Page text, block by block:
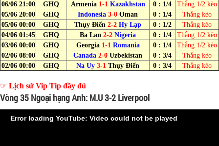
06/06 21:00
GHQ Armenia 1-1 Kazakhstan 0 : 1/4
Thắng 1/2 kèo
05/06 20:00
GHQ Indonesia 3-0 Oman 0 : 1/4
Thắng kèo
05/06 00:00
GHQ Thụy Điển 2-2 Hy Lạp 0 : 1/2
Thắng kèo
04/06 01:45
GHQ Ba Lan 2-2 Nigeria 0 : 1/4
Thắng 1/2 kèo
03/06 00:00
GHQ Georgia 1-1 Romania 0 : 1/4
Thắng 1/2 kèo
02/06 08:00
GHQ Canada 2-0 Uzbekistan 0 : 3/4
Thắng kèo
02/06 00:00
GHQ Na Uy 3-1 Thụy Điển 0 : 3/4 Thắng kèo
☞ Lịch sử Vip Tip đầy đủ
Vòng 35 Ngoại hạng Anh: M.U 3-2 Liverpool
Error loading YouTube: Video could not be played